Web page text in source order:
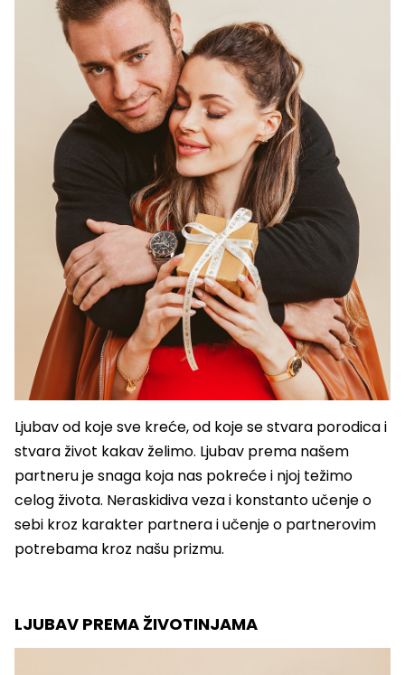
Ljubav od koje sve kreće, od koje se stvara porodica i
stvara život kakav želimo. Ljubav prema našem
partneru je snaga koja nas pokreće i njoj težimo
celog života. Neraskidiva veza i konstanto učenje o
sebi kroz karakter partnera i učenje o partnerovim
potrebama kroz našu prizmu.
LJUBAV PREMA ŽIVOTINJAMA